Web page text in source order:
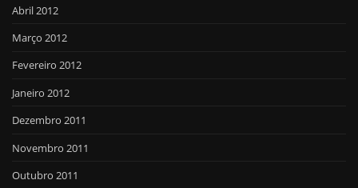
Abril 2012
Março 2012
Fevereiro 2012
Janeiro 2012
Dezembro 2011
Novembro 2011
Outubro 2011